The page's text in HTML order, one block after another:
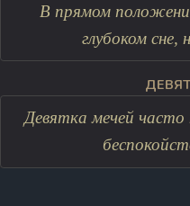
В прямом
глубоком сне,
Девятка мечей часто